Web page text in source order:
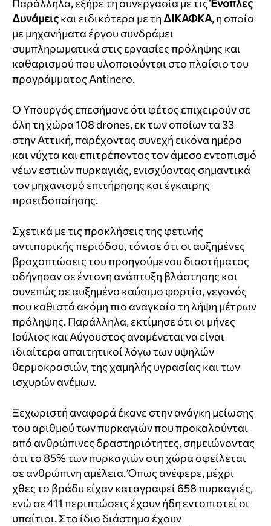
Παράλληλα, εξήρε τη συνεργασία με τιςΈνοπλες
Δυνάμειςκαι ειδικότερα με τη ΔΙΚΑΦΚΑ, η οποία
με μηχανήματα έργου συνδράμει
συμπληρωματικά στις εργασίες πρόληψης και
καθαρισμού που υλοποιούνται στο πλαίσιο του
προγράμματος Antinero.
Ο Υπουργός επεσήμανε ότι φέτος επιχειρούν σε
όλη τη χώρα 108 drones, εκ των οποίων τα 33
στην Αττική, παρέχοντας συνεχή εικόνα ημέρα
και νύχτα και επιτρέποντας τον άμεσο εντοπισμό
νέων εστιών πυρκαγιάς, ενισχύοντας σημαντικά
τον μηχανισμό επιτήρησης και έγκαιρης
προειδοποίησης.
Σχετικά με τις προκλήσεις της φετινής
αντιπυρικής περιόδου, τόνισε ότι οι αυξημένες
βροχοπτώσεις του προηγούμενου διαστήματος
οδήγησαν σε έντονη ανάπτυξη βλάστησης και
συνεπώς σε αυξημένο καύσιμο φορτίο, γεγονός
που καθιστά ακόμη πιο αναγκαία τη λήψη μέτρων
πρόληψης. Παράλληλα, εκτίμησε ότι οι μήνες
Ιούλιος και Αύγουστος αναμένεται να είναι
ιδιαίτερα απαιτητικοί λόγω των υψηλών
θερμοκρασιών, της χαμηλής υγρασίας και των
ισχυρών ανέμων.
Ξεχωριστή αναφορά έκανε στην ανάγκη μείωσης
του αριθμού των πυρκαγιών που προκαλούνται
από ανθρώπινες δραστηριότητες, σημειώνοντας
ότι το 85% των πυρκαγιών στη χώρα οφείλεται
σε ανθρώπινη αμέλεια. Όπως ανέφερε, μέχρι
χθες το βράδυ είχαν καταγραφεί 658 πυρκαγιές,
ενώ σε 411 περιπτώσεις έχουν ήδη εντοπιστεί οι
υπαίτιοι. Στο ίδιο διάστημα έχουν